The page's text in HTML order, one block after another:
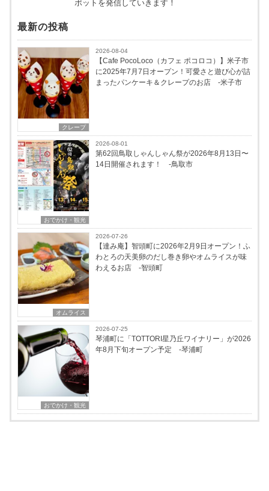
ポットを発信していきます！
最新の投稿
クレープ
2026-08-04
【Cafe PocoLoco（カフェ ポコロコ）】米子市
に2025年7月7日オープン！可愛さと遊び心が詰
まったパンケーキ＆クレープのお店 -米子市
おでかけ・観光
2026-08-01
第62回鳥取しゃんしゃん祭が2026年8月13日〜
14日開催されます！ -鳥取市
オムライス
2026-07-26
【達み庵】智頭町に2026年2月9日オープン！ふ
わとろの天美卵のだし巻き卵やオムライスが味
わえるお店 -智頭町
おでかけ・観光
2026-07-25
琴浦町に「TOTTORI星乃丘ワイナリー」が2026
年8月下旬オープン予定 -琴浦町